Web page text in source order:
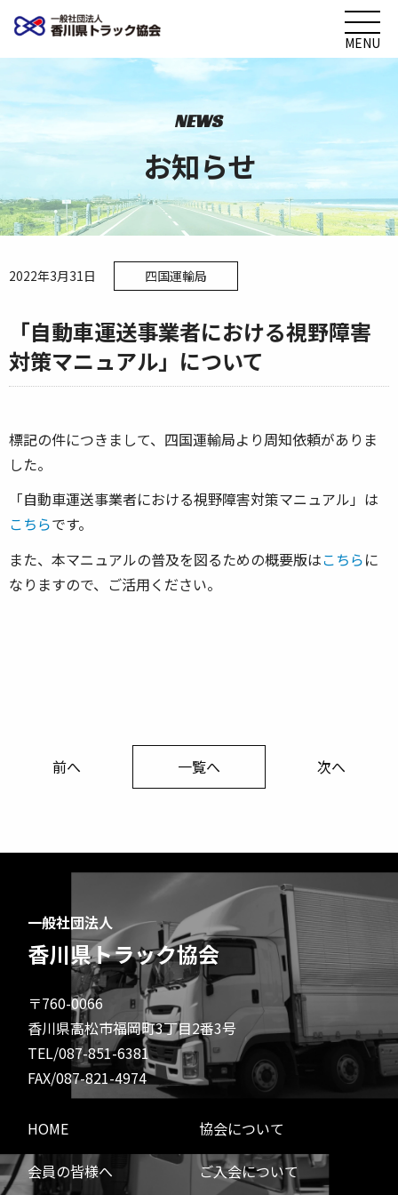
MENU
NEWS
お知らせ
2022年3月31日 四国運輸局
「自動車運送事業者における視野障害
対策マニュアル」について
標記の件につきまして、四国運輸局より周知依頼がありま
した。
「自動車運送事業者における視野障害対策マニュアル」は
こちらです。
また、本マニュアルの普及を図るための概要版はこちらに
なりますので、ご活用ください。
前へ 一覧へ 次へ
一般社団法人
香川県トラック協会
〒760-0066
香川県高松市福岡町3丁目2番3号
TEL/087-851-6381
FAX/087-821-4974
HOME
協会について
会員の皆様へ
ご入会について